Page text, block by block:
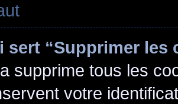
sert “Supprimer les
supprime tous les
votre